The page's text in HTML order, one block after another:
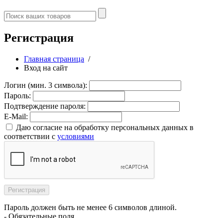
Регистрация
Главная страница /
Вход на сайт
Логин (мин. 3 символа):
Пароль:
Подтверждение пароля:
E-Mail:
Даю согласие на обработку персональных данных в
соответствии с условиями
Пароль должен быть не менее 6 символов длиной.
- Обязательные поля